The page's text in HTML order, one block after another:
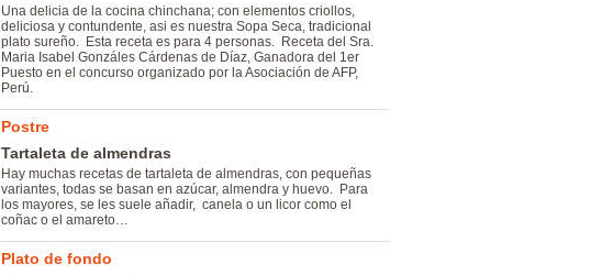
Una delicia de la cocina chinchana; con elementos criollos,
deliciosa y contundente, asi es nuestra Sopa Seca, tradicional
plato sureño. Esta receta es para 4 personas. Receta del Sra.
Maria Isabel Gonzáles Cárdenas de Díaz, Ganadora del 1er
Puesto en el concurso organizado por la Asociación de AFP,
Perú.
Postre
Tartaleta de almendras
Hay muchas recetas de tartaleta de almendras, con pequeñas
variantes, todas se basan en azúcar, almendra y huevo. Para
los mayores, se les suele añadir, canela o un licor como el
coñac o el amareto…
Plato de fondo